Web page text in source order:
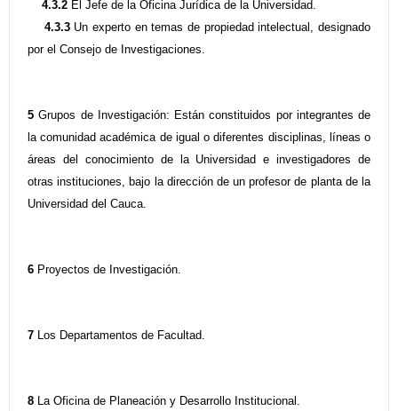
4.3.2 El Jefe de la Oficina Jurídica de la Universidad.
4.3.3Un experto en temas de propiedad intelectual, designado
por el Consejo de Investigaciones.
5 Grupos de Investigación: Están constituidos por integrantes de
la comunidad académica de igual o diferentes disciplinas, líneas o
áreas del conocimiento de la Universidad e investigadores de
otras instituciones, bajo la dirección de un profesor de planta de la
Universidad del Cauca.
6 Proyectos de Investigación.
7 Los Departamentos de Facultad.
8 La Oficina de Planeación y Desarrollo Institucional.